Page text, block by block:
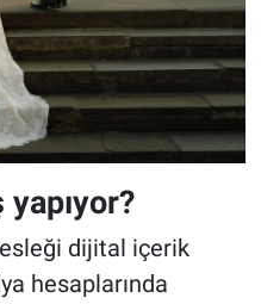
dijital içerik
hesaplarında